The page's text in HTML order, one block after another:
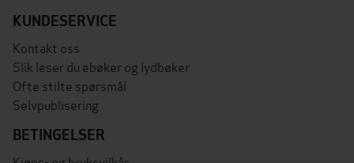
KUNDESERVICE
Kontakt oss
Slik leser du ebøker og lydbøker
Ofte stilte spørsmål
Selvpublisering
BETINGELSER